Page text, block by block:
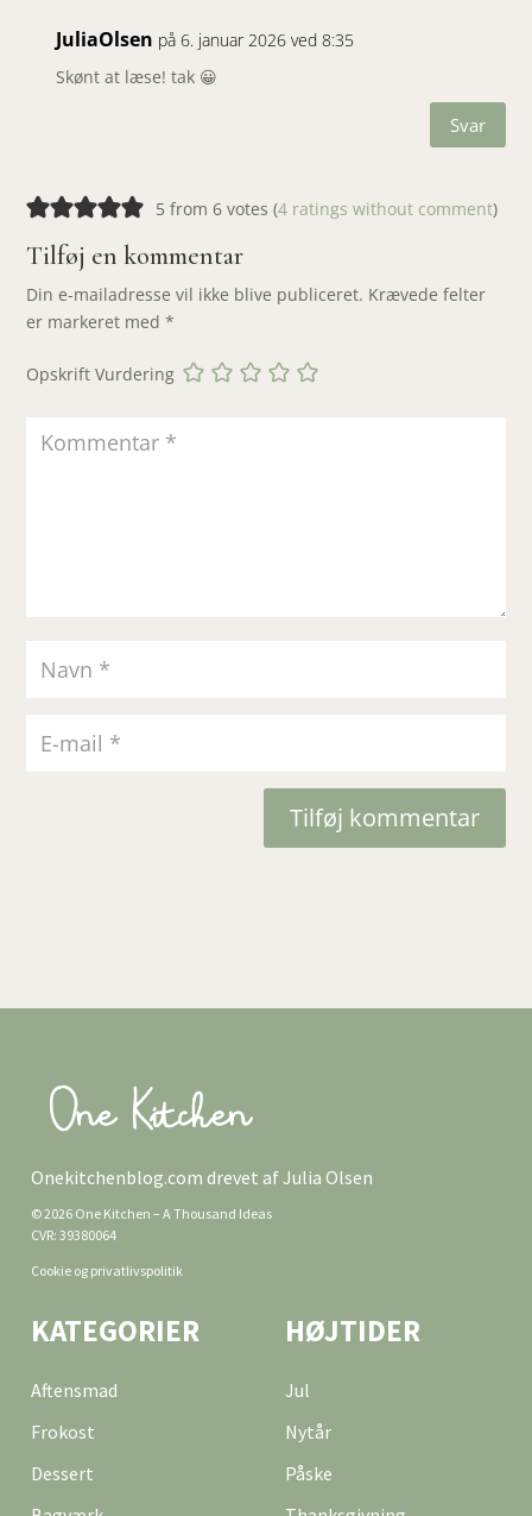
JuliaOlsen på 6. januar 2026 ved 8:35
Skønt at læse! tak 😀
Svar
5 from 6 votes (4 ratings without comment)
Tilføj en kommentar
Din e-mailadresse vil ikke blive publiceret. Krævede felter
er markeret med*
Opskrift Vurdering
Tilføj kommentar
Onekitchenblog.com drevet af Julia Olsen
© 2026 One Kitchen – A Thousand Ideas
CVR: 39380064
Cookie og privatlivspolitik
KATEGORIER
Aftensmad
Frokost
Dessert
HØJTIDER
Jul
Nytår
Påske